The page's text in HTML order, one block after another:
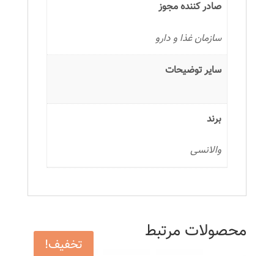
صادر کننده مجوز
سازمان غذا و دارو
سایر توضیحات
برند
والانسی
محصولات مرتبط
تخفیف!